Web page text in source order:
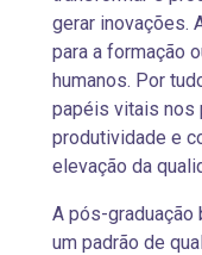
gerar inovações.
para a formação
humanos. Por
papéis vitais nos
produtividade e
elevação da
A pós-graduação
um padrão de